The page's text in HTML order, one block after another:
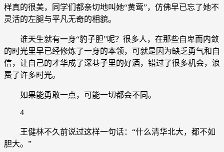
样真的很美，同学们都亲切地叫她“黄莺”，仿佛早已忘了她不
灵活的左腿与平凡无奇的相貌。
谁天生就有一身“豹子胆”呢？很多人，在那些自卑而内敛
的时光里早已经修炼了一身的本领，可就是因为缺乏勇气和自
信，让自己的才华成了深巷子里的好酒，错过了很多机会，浪
费了许多时光。
如果能勇敢一点，可能一切都会不同。
4
王健林不久前说过这样一句话：“什么清华北大，都不如
胆大。”